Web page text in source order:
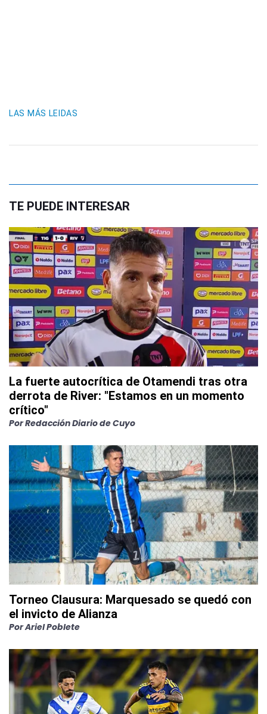
LAS MÁS LEIDAS
TE PUEDE INTERESAR
La fuerte autocrítica de Otamendi tras otra
derrota de River: "Estamos en un momento
crítico"
PorRedacción Diario de Cuyo
Torneo Clausura: Marquesado se quedó con
el invicto de Alianza
PorAriel Poblete